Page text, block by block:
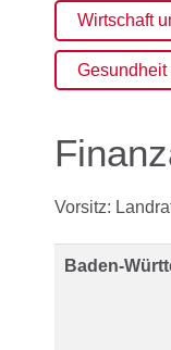
Wirtschaft
Gesundheit
Vorsitz:
Baden-